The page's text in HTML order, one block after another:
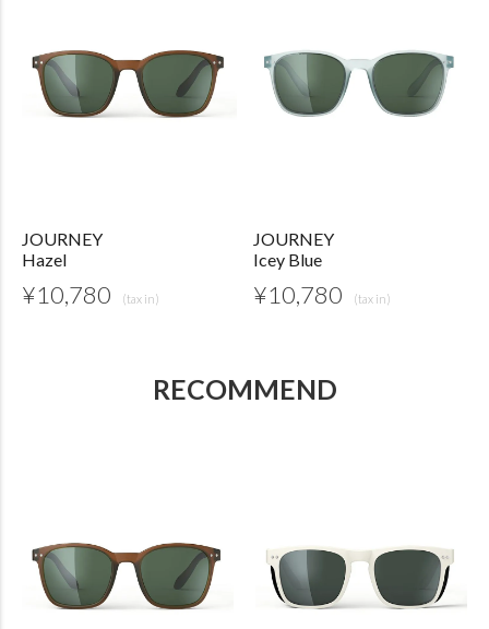
JOURNEY
Hazel
¥10,780
JOURNEY
Icey Blue
¥10,780
RECOMMEND